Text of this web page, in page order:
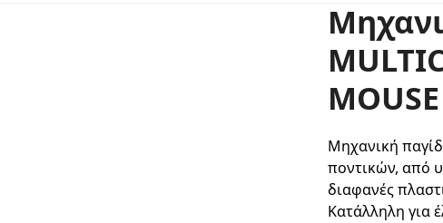
Μηχανική
ποντικών, από
διαφανές
Κατάλληλη για